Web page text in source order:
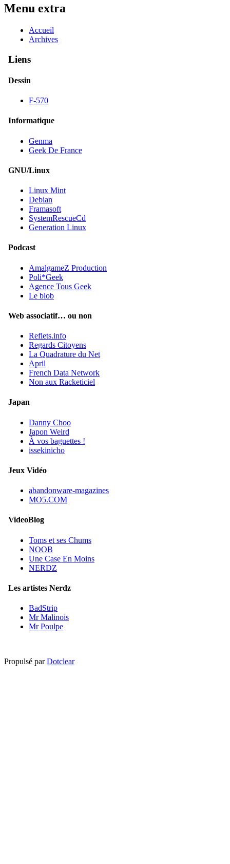
Menu extra
Accueil
Archives
Liens
Dessin
F-570
Informatique
Genma
Geek De France
GNU/Linux
Linux Mint
Debian
Framasoft
SystemRescueCd
Generation Linux
Podcast
AmalgameZ Production
Poli*Geek
Agence Tous Geek
Le blob
Web associatif… ou non
Reflets.info
Regards Citoyens
La Quadrature du Net
April
French Data Network
Non aux Racketiciel
Japan
Danny Choo
Japon Weird
À vos baguettes !
issekinicho
Jeux Vidéo
abandonware-magazines
MO5.COM
VideoBlog
Toms et ses Chums
NOOB
Une Case En Moins
NERDZ
Les artistes Nerdz
BadStrip
Mr Malinois
Mr Poulpe
Propulsé parDotclear